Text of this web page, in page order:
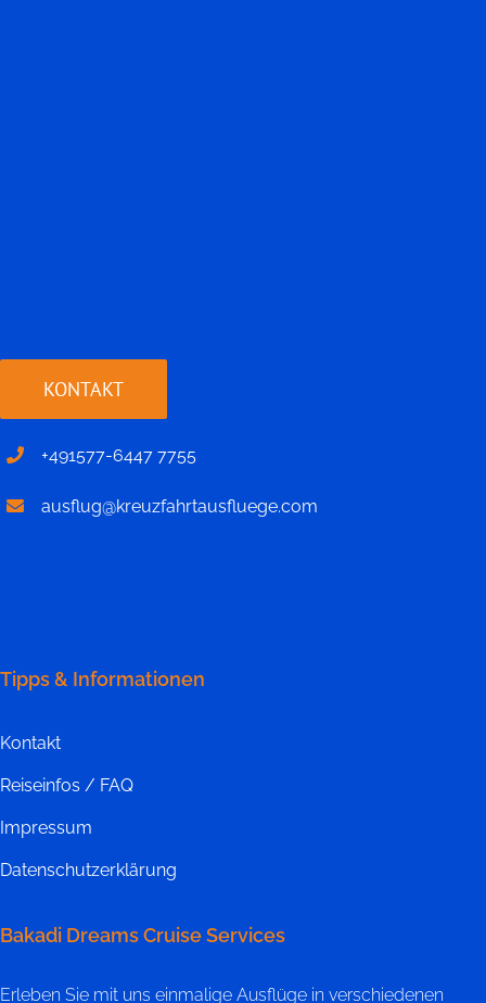
KONTAKT
+491577-6447 7755
ausflug@kreuzfahrtausfluege.com
Tipps & Informationen
Kontakt
Reiseinfos / FAQ
Impressum
Datenschutzerklärung
Bakadi Dreams Cruise Services
Erleben Sie mit uns einmalige Ausflüge in verschiedenen